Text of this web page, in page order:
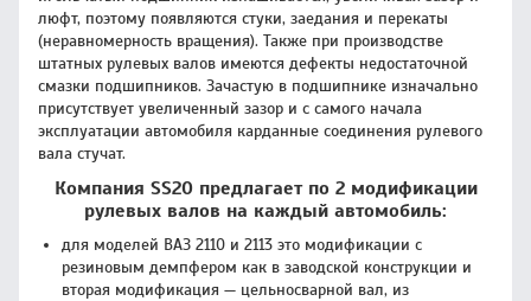
люфт, поэтому появляются стуки, заедания и перекаты
(неравномерность вращения). Также при производстве
штатных рулевых валов имеются дефекты недостаточной
смазки подшипников. Зачастую в подшипнике изначально
присутствует увеличенный зазор и с самого начала
эксплуатации автомобиля карданные соединения рулевого
вала стучат.
Компания SS20 предлагает по 2 модификации
рулевых валов на каждый автомобиль:
для моделей ВАЗ 2110 и 2113 это модификации с
резиновым демпфером как в заводской конструкции и
вторая модификация — цельносварной вал, из